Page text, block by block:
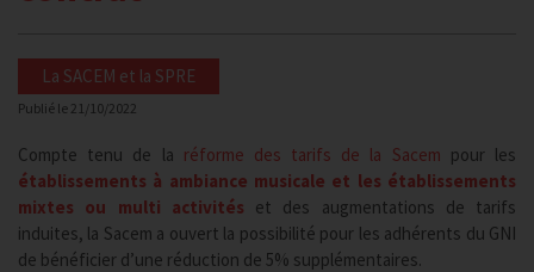
La SACEM et la SPRE
Publié le 21/10/2022
Compte tenu de la réforme des tarifs de la Sacem pour les
établissements à ambiance musicale et les établissements
mixtes ou multi activités et des augmentations de tarifs
induites, la Sacem a ouvert la possibilité pour les adhérents du GNI
de bénéficier d’une réduction de 5% supplémentaires.